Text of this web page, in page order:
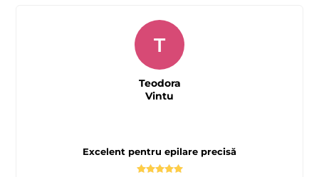
Excelent pentru epilare precisă
T
Teodora
Vintu